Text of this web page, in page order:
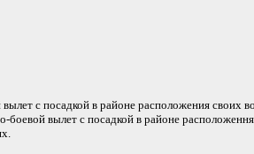
с посадкой в районе расположения своих
вылет с посадкой в районе